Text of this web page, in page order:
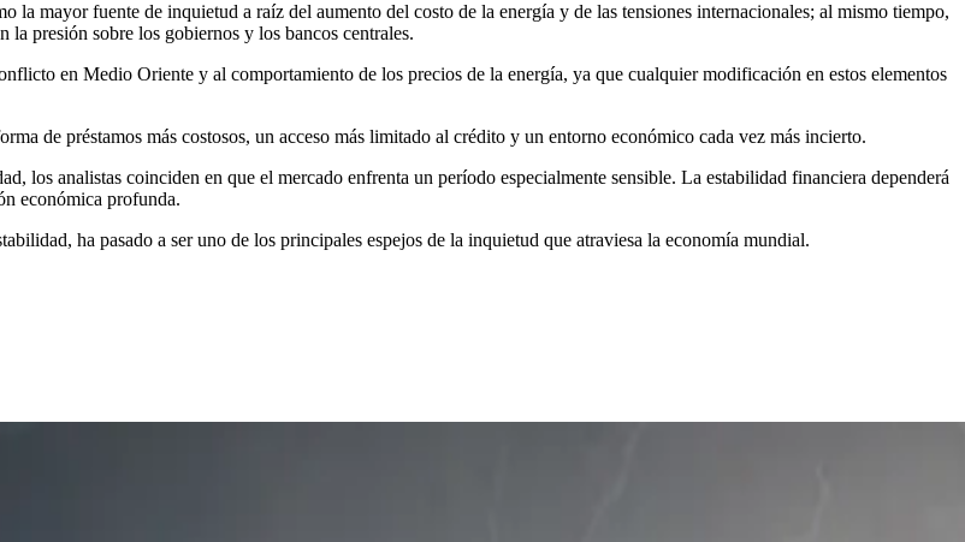
la mayor fuente de inquietud a raíz del aumento del costo de la energía y de las tensiones internacionales; al mismo tiempo,
presión sobre los gobiernos y los bancos centrales.
en Medio Oriente y al comportamiento de los precios de la energía, ya que cualquier modificación en estos elementos
de préstamos más costosos, un acceso más limitado al crédito y un entorno económico cada vez más incierto.
los analistas coinciden en que el mercado enfrenta un período especialmente sensible. La estabilidad financiera dependerá
económica profunda.
ha pasado a ser uno de los principales espejos de la inquietud que atraviesa la economía mundial.